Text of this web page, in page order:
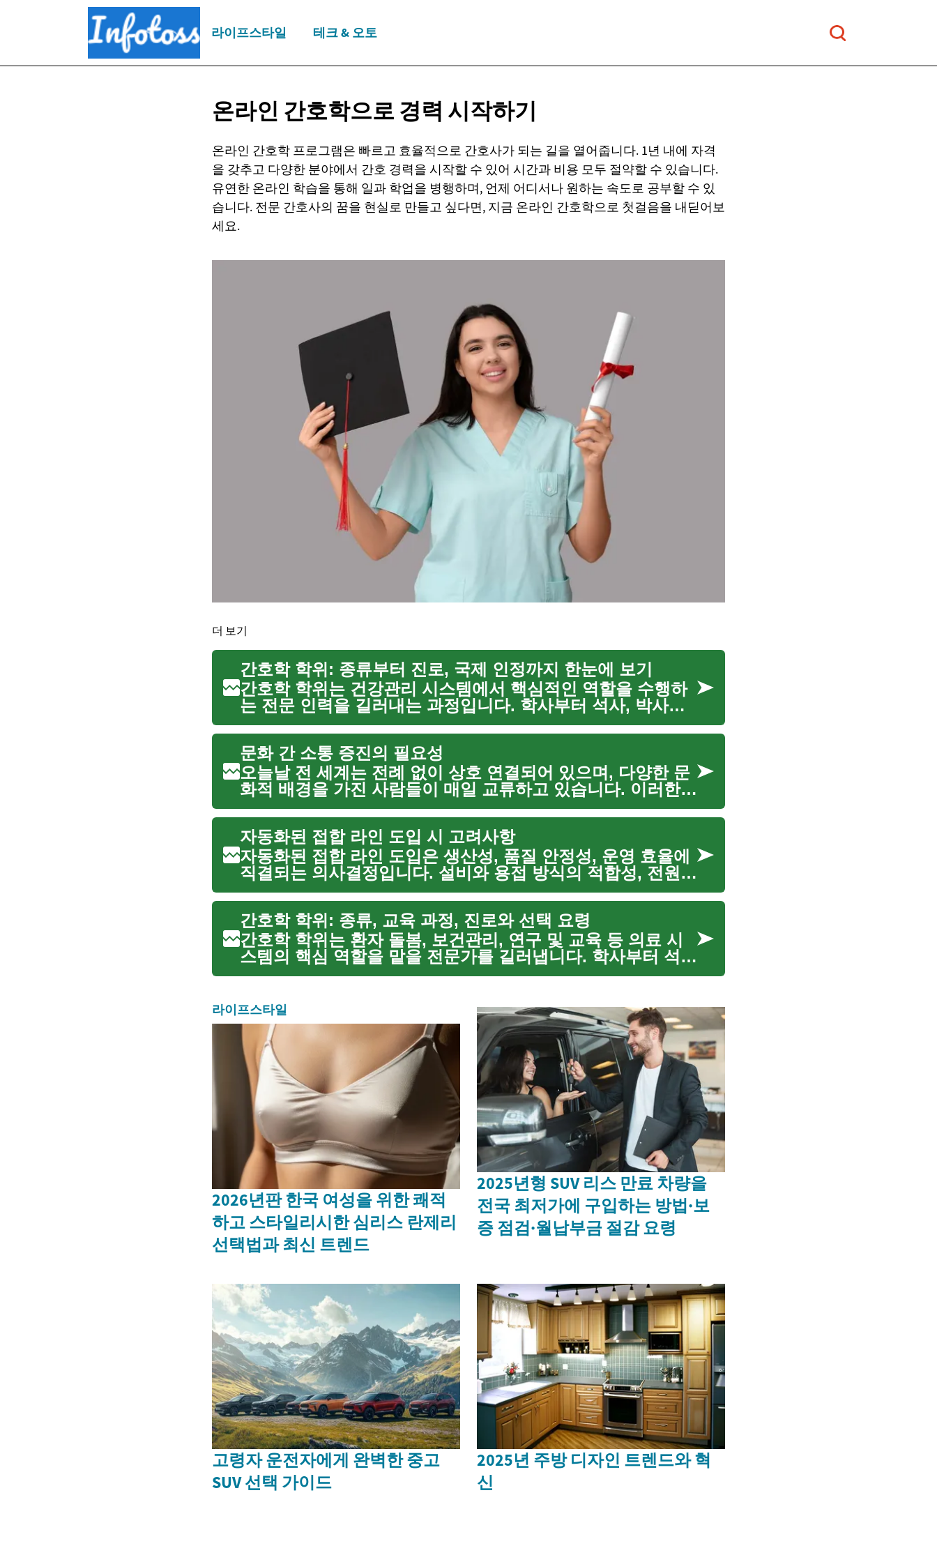
라이프스타일 테크 & 오토
온라인 간호학으로 경력 시작하기
온라인 간호학 프로그램은 빠르고 효율적으로 간호사가 되는 길을 열어줍니다. 1년 내에 자격
을 갖추고 다양한 분야에서 간호 경력을 시작할 수 있어 시간과 비용 모두 절약할 수 있습니다.
유연한 온라인 학습을 통해 일과 학업을 병행하며, 언제 어디서나 원하는 속도로 공부할 수 있
습니다. 전문 간호사의 꿈을 현실로 만들고 싶다면, 지금 온라인 간호학으로 첫걸음을 내딛어보
세요.
더 보기
간호학 학위: 종류부터 진로, 국제 인정까지 한눈에 보기
간호학 학위는 건강관리 시스템에서 핵심적인 역할을 수행하
는 전문 인력을 길러내는 과정입니다. 학사부터 석사, 박사에
이르기까지 각 학위는 교육 목표, 실습 기회, 연구 중심성에서
차이를 보이며 개인의 경력 방향...
문화 간 소통 증진의 필요성
오늘날 전 세계는 전례 없이 상호 연결되어 있으며, 다양한 문
화적 배경을 가진 사람들이 매일 교류하고 있습니다. 이러한
환경에서 문화 간 소통 능력은 개인과 조직 모두에게 필수적인
역량으로 부상하고 있습니다. ...
자동화된 접합 라인 도입 시 고려사항
자동화된 접합 라인 도입은 생산성, 품질 안정성, 운영 효율에
직결되는 의사결정입니다. 설비와 용접 방식의 적합성, 전원
및 제어(inverter와 amperage), 와이어·electrode·fluxcore ...
간호학 학위: 종류, 교육 과정, 진로와 선택 요령
간호학 학위는 환자 돌봄, 보건관리, 연구 및 교육 등 의료 시
스템의 핵심 역할을 맡을 전문가를 길러냅니다. 학사부터 석사
·박사 과정까지 다양한 경로가 있으며 각 과정은 실습 시간, 이
라이프스타일
2026년판 한국 여성을 위한 쾌적
하고 스타일리시한 심리스 란제리
선택법과 최신 트렌드
2025년형 SUV 리스 만료 차량을
전국 최저가에 구입하는 방법·보
증 점검·월납부금 절감 요령
고령자 운전자에게 완벽한 중고
SUV 선택 가이드
2025년 주방 디자인 트렌드와 혁
신